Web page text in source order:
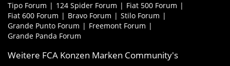
Tipo Forum 124 Spider Forum
Fiat 500 Forum
Fiat 600 Forum
Bravo Forum
Stilo Forum
Grande Punto Forum
Freemont Forum
Grande Panda Forum
Weitere FCA Konzen Marken Community's